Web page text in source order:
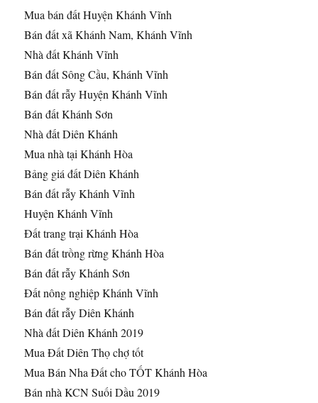
Mua bán đất Huyện Khánh Vĩnh
Bán đất xã Khánh Nam, Khánh Vĩnh
Nhà đất Khánh Vĩnh
Bán đất Sông Cầu, Khánh Vĩnh
Bán đất rẫy Huyện Khánh Vĩnh
Bán đất Khánh Sơn
Nhà đất Diên Khánh
Mua nhà tại Khánh Hòa
Bảng giá đất Diên Khánh
Bán đất rẫy Khánh Vĩnh
Huyện Khánh Vĩnh
Đất trang trại Khánh Hòa
Bán đất trồng rừng Khánh Hòa
Bán đất rẫy Khánh Sơn
Đất nông nghiệp Khánh Vĩnh
Bán đất rẫy Diên Khánh
Nhà đất Diên Khánh 2019
Mua Đất Diên Thọ chợ tốt
Mua Bán Nha Đất cho TỐT Khánh Hòa
Bán nhà KCN Suối Dầu 2019